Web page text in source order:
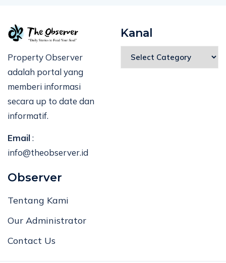
Property Observer
adalah portal yang
memberi informasi
secara up to date dan
informatif.
Email:
info@theobserver.id
Kanal
Observer
Tentang Kami
Our Administrator
Contact Us